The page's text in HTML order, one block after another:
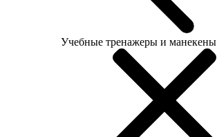
Учебные тренажеры и манекены